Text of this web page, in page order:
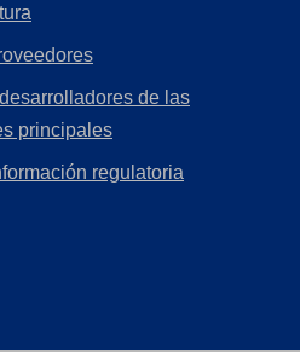
de las
principales
regulatoria